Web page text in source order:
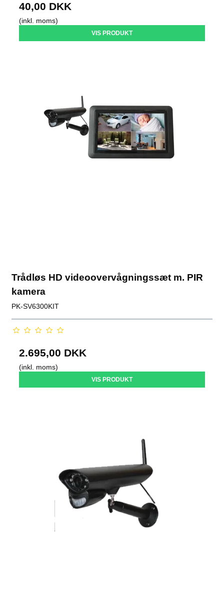
40,00 DKK
(inkl. moms)
VIS PRODUKT
Trådløs HD videoovervågningssæt m. PIR
kamera
PK-SV6300KIT
2.695,00 DKK
(inkl. moms)
VIS PRODUKT